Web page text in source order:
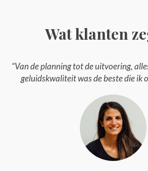
Wat klanten
“Van de planning tot de uitvoering,
geluidskwaliteit was de beste die ik